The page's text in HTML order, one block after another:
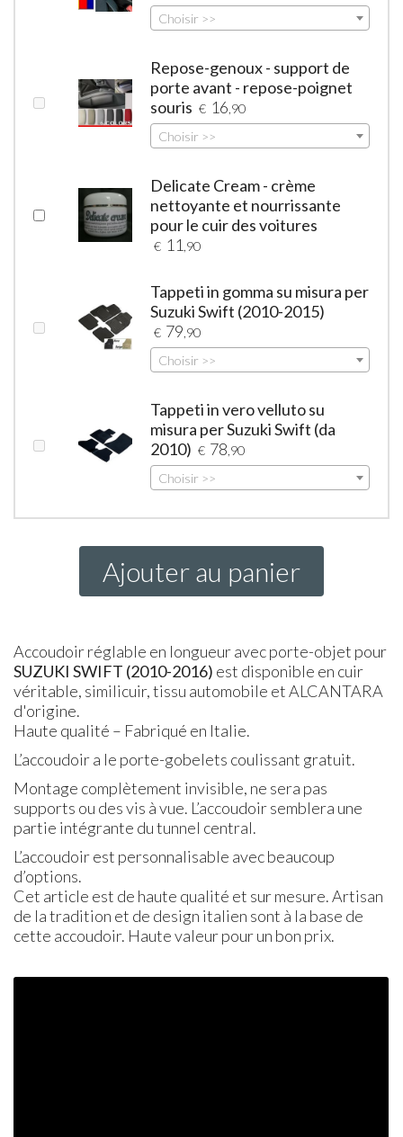
Choisir >>
Repose-genoux - support de
porte avant - repose-poignet
souris € 16 ,90
Choisir >>
Delicate Cream - crème
nettoyante et nourrissante
pour le cuir des voitures
€ 11 ,90
Tappeti in gomma su misura per
Suzuki Swift (2010-2015)
€ 79 ,90
Choisir >>
Tappeti in vero velluto su
misura per Suzuki Swift (da
2010) € 78 ,90
Choisir >>
Ajouter au panier
Accoudoir réglable en longueur avec porte-objet pour
SUZUKISWIFT (2010-2016) est disponible en cuir
véritable, similicuir, tissu automobile et ALCANTARA
d'origine.
Haute qualité – Fabriqué en Italie.
L’accoudoir a le porte-gobelets coulissant gratuit.
Montage complètement invisible, ne sera pas
supports ou des vis à vue. L’accoudoir semblera une
partie intégrante du tunnel central.
L’accoudoir est personnalisable avec beaucoup
d’options.
Cet article est de haute qualité et sur mesure. Artisan
de la tradition et de design italien sont à la base de
cette accoudoir. Haute valeur pour un bon prix.